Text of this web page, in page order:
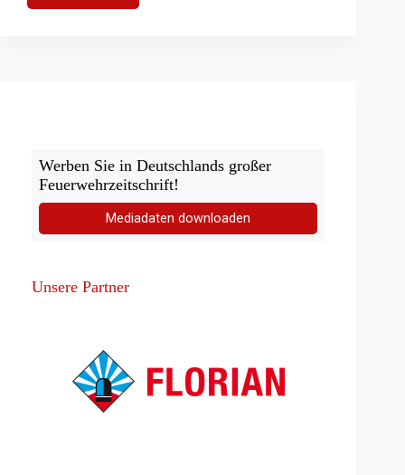
als
Werben Sie in Deutschlands großer
Feuerwehrzeitschrift!
Mediadaten downloaden
Unsere Partner